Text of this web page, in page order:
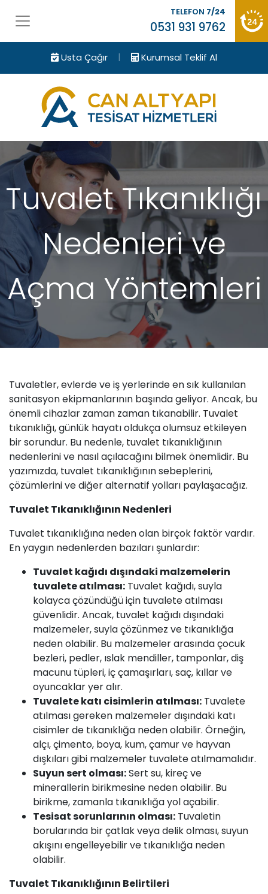
Usta Çağır | Kurumsal Teklif Al
TELEFON 7/24
0531 931 9762
Tuvalet Tıkanıklığı
Nedenleri ve
Açma Yöntemleri
Tuvaletler, evlerde ve iş yerlerinde en sık kullanılan
sanitasyon ekipmanlarının başında geliyor. Ancak, bu
önemli cihazlar zaman zaman tıkanabilir. Tuvalet
tıkanıklığı, günlük hayatı oldukça olumsuz etkileyen
bir sorundur. Bu nedenle, tuvalet tıkanıklığının
nedenlerini ve nasıl açılacağını bilmek önemlidir. Bu
yazımızda, tuvalet tıkanıklığının sebeplerini,
çözümlerini ve diğer alternatif yolları paylaşacağız.
Tuvalet Tıkanıklığının Nedenleri
Tuvalet tıkanıklığına neden olan birçok faktör vardır.
En yaygın nedenlerden bazıları şunlardır:
Tuvalet kağıdı dışındaki malzemelerin
tuvalete atılması: Tuvalet kağıdı, suyla
kolayca çözündüğü için tuvalete atılması
güvenlidir. Ancak, tuvalet kağıdı dışındaki
malzemeler, suyla çözünmez ve tıkanıklığa
neden olabilir. Bu malzemeler arasında çocuk
bezleri, pedler, ıslak mendiller, tamponlar, diş
macunu tüpleri, iç çamaşırları, saç, kıllar ve
oyuncaklar yer alır.
Tuvalete katı cisimlerin atılması: Tuvalete
atılması gereken malzemeler dışındaki katı
cisimler de tıkanıklığa neden olabilir. Örneğin,
alçı, çimento, boya, kum, çamur ve hayvan
dışkıları gibi malzemeler tuvalete atılmamalıdır.
Suyun sert olması:Sert su, kireç ve
minerallerin birikmesine neden olabilir. Bu
birikme, zamanla tıkanıklığa yol açabilir.
Tesisat sorunlarının olması: Tuvaletin
borularında bir çatlak veya delik olması, suyun
akışını engelleyebilir ve tıkanıklığa neden
olabilir.
Tuvalet Tıkanıklığının Belirtileri